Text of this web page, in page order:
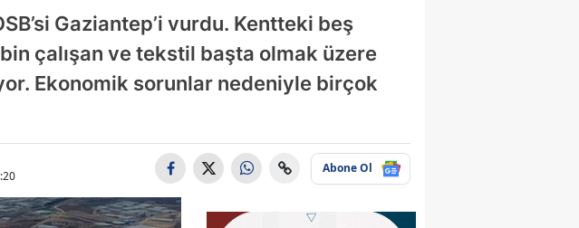
Gaziantep’i vurdu. Kentteki beş
çalışan ve tekstil başta olmak üzere
Ekonomik sorunlar nedeniyle birçok
Abone Ol